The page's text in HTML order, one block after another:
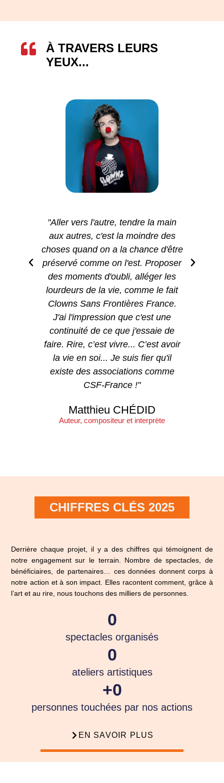
À TRAVERS LEURS
YEUX...
"Aller vers l'autre, tendre la main
aux autres, c'est la moindre des
choses quand on a la chance d'être
préservé comme on l'est. Proposer
des moments d'oubli, alléger les
lourdeurs de la vie, comme le fait
Clowns Sans Frontières France.
J'ai l'impression que c'est une
continuité de ce que j'essaie de
faire. Rire, c’est vivre... C’est avoir
la vie en soi... Je suis fier qu'il
existe des associations comme
CSF-France !"
Matthieu CHÉDID
Auteur, compositeur et interprète
CHIFFRES CLÉS 2025
Derrière chaque projet, il y a des chiffres qui témoignent de
notre engagement sur le terrain. Nombre de spectacles, de
bénéficiaires, de partenaires… ces données donnent corps à
notre action et à son impact. Elles racontent comment, grâce à
l’art et au rire, nous touchons des milliers de personnes.
spectacles organisés
0
ateliers artistiques
0
personnes touchées par nos actions
+0
EN SAVOIR PLUS